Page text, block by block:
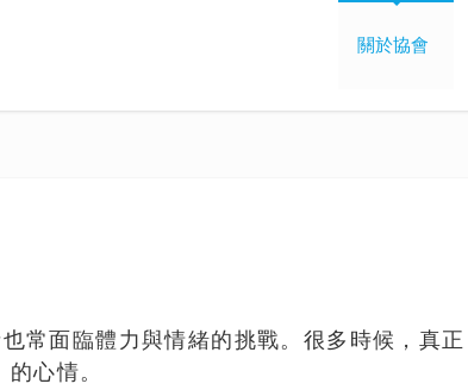
關於協會
常面臨體力與情緒的挑戰。很多時候，真正
心情。